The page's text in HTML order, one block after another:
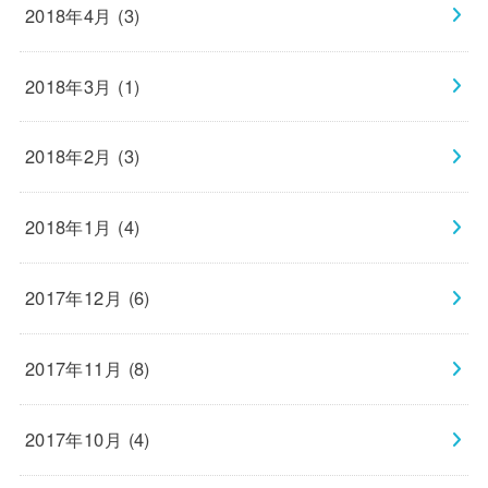
2018年4月 (3)
2018年3月 (1)
2018年2月 (3)
2018年1月 (4)
2017年12月 (6)
2017年11月 (8)
2017年10月 (4)